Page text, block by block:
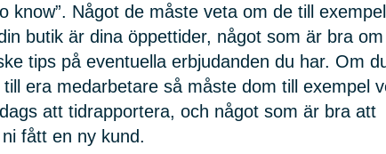
know”. Något de måste veta om de till
butik är dina öppettider, något som är bra
tips på eventuella erbjudanden du har. Om
era medarbetare så måste dom till exempel
att tidrapportera, och något som är bra att
fått en ny kund.